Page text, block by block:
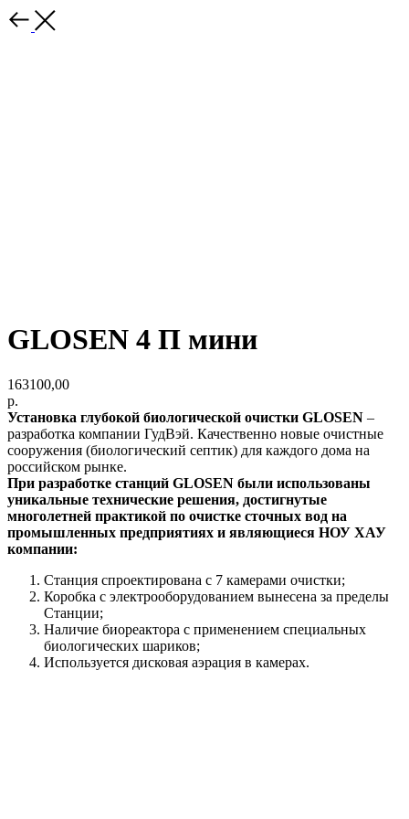
GLOSEN 4 П мини
163100,00
р.
Установка глубокой биологической очистки GLOSEN –
разработка компании ГудВэй. Качественно новые очистные
сооружения (биологический септик) для каждого дома на
российском рынке.
При разработке станций GLOSEN были использованы
уникальные технические решения, достигнутые
многолетней практикой по очистке сточных вод на
промышленных предприятиях и являющиеся НОУ ХАУ
компании:
Станция спроектирована с 7 камерами очистки;
Коробка с электрооборудованием вынесена за пределы
Станции;
Наличие биореактора с применением специальных
биологических шариков;
Используется дисковая аэрация в камерах.